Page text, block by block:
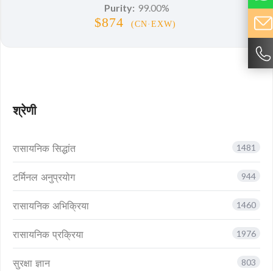
Purity: 99.00%
$874 (CN·EXW)
श्रेणी
1481
रासायनिक सिद्धांत
944
टर्मिनल अनुप्रयोग
1460
रासायनिक अभिक्रिया
1976
रासायनिक प्रक्रिया
803
सुरक्षा ज्ञान